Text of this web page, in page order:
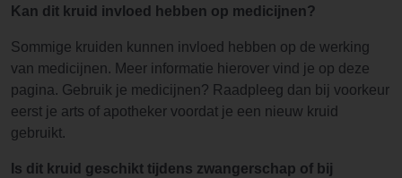
Kan dit kruid invloed hebben op medicijnen?
Sommige kruiden kunnen invloed hebben op de werking
van medicijnen. Meer informatie hierover vind je op deze
pagina. Gebruik je medicijnen? Raadpleeg dan bij voorkeur
eerst je arts of apotheker voordat je een nieuw kruid
gebruikt.
Is dit kruid geschikt tijdens zwangerschap of bij